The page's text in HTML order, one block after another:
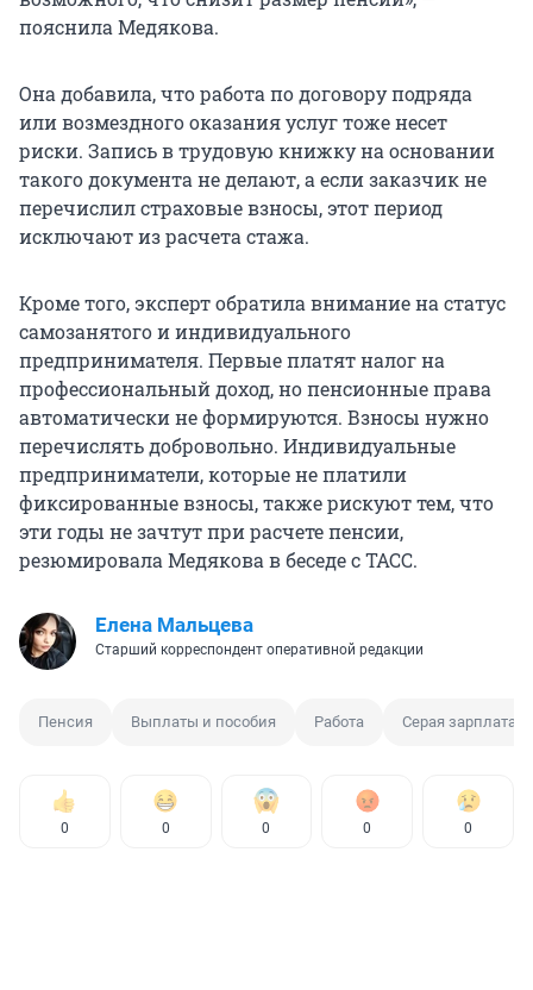
пояснила Медякова.
Она добавила, что работа по договору подряда
или возмездного оказания услуг тоже несет
риски. Запись в трудовую книжку на основании
такого документа не делают, а если заказчик не
перечислил страховые взносы, этот период
исключают из расчета стажа.
Кроме того, эксперт обратила внимание на статус
самозанятого и индивидуального
предпринимателя. Первые платят налог на
профессиональный доход, но пенсионные права
автоматически не формируются. Взносы нужно
перечислять добровольно. Индивидуальные
предприниматели, которые не платили
фиксированные взносы, также рискуют тем, что
эти годы не зачтут при расчете пенсии,
резюмировала Медякова в беседе с ТАСС.
Елена Мальцева
Старший корреспондент оперативной редакции
Пенсия Выплаты и пособия Работа Серая зарплата
0 0 0 0 0